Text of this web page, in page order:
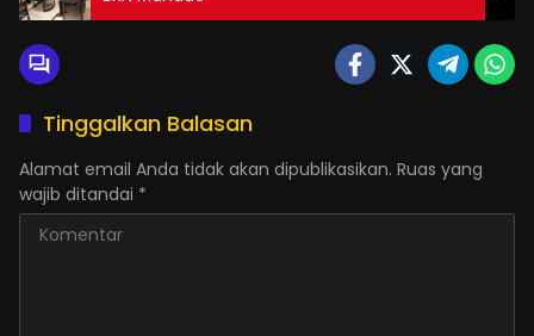
Tinggalkan Balasan
Alamat email Anda tidak akan dipublikasikan. Ruas yang
wajib ditandai *